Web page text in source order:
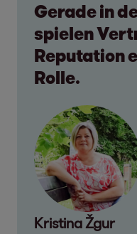
Gerade in
spielen
Reputation
Rolle.
Kristina Žgur